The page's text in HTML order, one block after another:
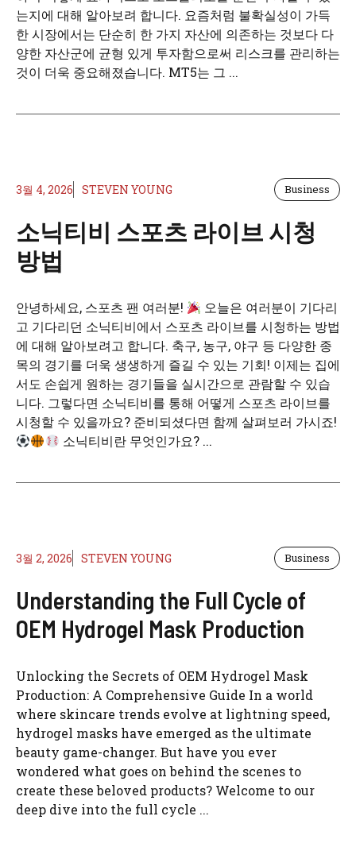
는지에 대해 알아보려 합니다. 요즘처럼 불확실성이 가득
한 시장에서는 단순히 한 가지 자산에 의존하는 것보다 다
양한 자산군에 균형 있게 투자함으로써 리스크를 관리하는
것이 더욱 중요해졌습니다. MT5는 그 ...
3월 4, 2026 STEVEN YOUNG Business
소닉티비 스포츠 라이브 시청
방법
안녕하세요, 스포츠 팬 여러분!
오늘은 여러분이 기다리
고 기다리던 소닉티비에서 스포츠 라이브를 시청하는 방법
에 대해 알아보려고 합니다. 축구, 농구, 야구 등 다양한 종
목의 경기를 더욱 생생하게 즐길 수 있는 기회! 이제는 집에
서도 손쉽게 원하는 경기들을 실시간으로 관람할 수 있습
니다. 그렇다면 소닉티비를 통해 어떻게 스포츠 라이브를
시청할 수 있을까요? 준비되셨다면 함께 살펴보러 가시죠!
소닉티비란 무엇인가요? ...
3월 2, 2026 STEVEN YOUNG Business
Understanding the Full Cycle of
OEM Hydrogel Mask Production
Unlocking the Secrets of OEM Hydrogel Mask
Production: A Comprehensive Guide In a world
where skincare trends evolve at lightning speed,
hydrogel masks have emerged as the ultimate
beauty game-changer. But have you ever
wondered what goes on behind the scenes to
create these beloved products? Welcome to our
deep dive into the full cycle ...